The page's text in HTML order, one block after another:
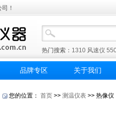
！
热门搜索： 1310 风速仪
品牌专区 关于我们
您的位置： 首页 >> 测温仪表 >> 热像仪